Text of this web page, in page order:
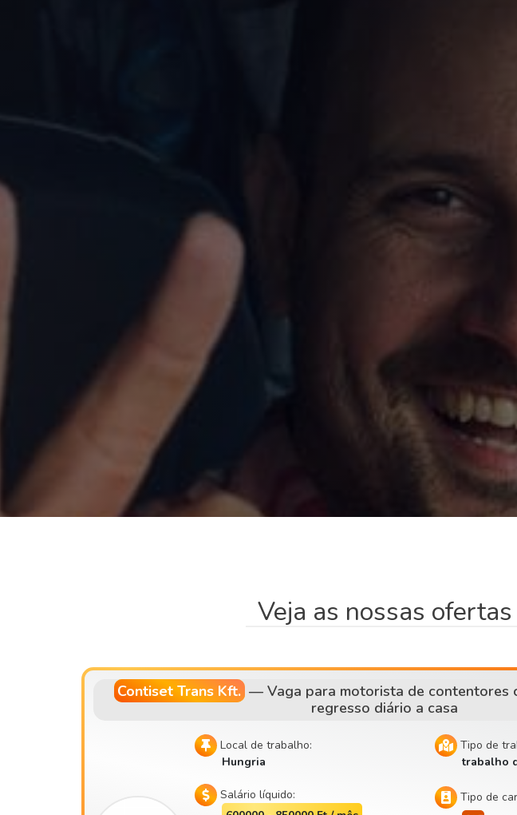
Veja as nossas
Contiset Trans Kft.— Vaga para motorista de contentores
regresso diário a casa
Local de trabalho:
Hungria
Tipo de
trabalho
Salário líquido:
Tipo de